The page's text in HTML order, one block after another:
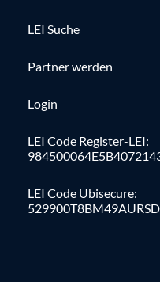
LEI Suche
Partner werden
Login
LEI Code Register-LEI:
LEI Code Ubisecure: